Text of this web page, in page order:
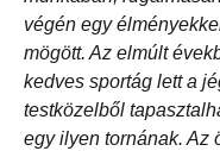
végén egy
mögött. Az elmúlt
kedves sportág lett a
testközelből
egy ilyen tornának. Az